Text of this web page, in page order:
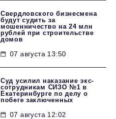
Свердловского бизнесмена
будут судить за
мошенничество на 24 млн
рублей при строительстве
домов
07 августа 13:50
Суд усилил наказание экс-
сотрудникам СИЗО №1 в
Екатеринбурге по делу о
побеге заключенных
07 августа 12:02